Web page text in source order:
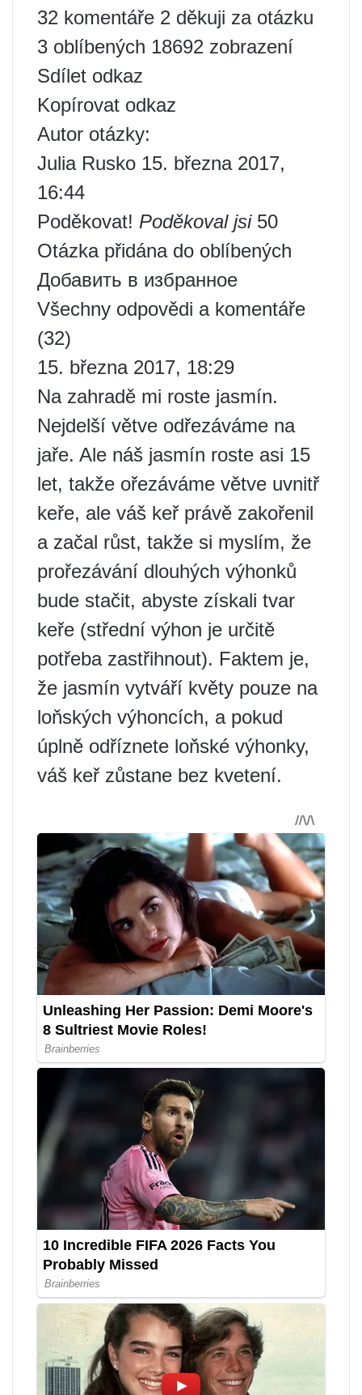
32 komentáře 2 děkuji za otázku
3 oblíbených 18692 zobrazení
Sdílet odkaz
Kopírovat odkaz
Autor otázky:
Julia Rusko 15. března 2017,
16:44
Poděkovat! Poděkoval jsi50
Otázka přidána do oblíbených
Добавить в избранное
Všechny odpovědi a komentáře
(32)
15. března 2017, 18:29
Na zahradě mi roste jasmín.
Nejdelší větve odřezáváme na
jaře. Ale náš jasmín roste asi 15
let, takže ořezáváme větve uvnitř
keře, ale váš keř právě zakořenil
a začal růst, takže si myslím, že
prořezávání dlouhých výhonků
bude stačit, abyste získali tvar
keře (střední výhon je určitě
potřeba zastřihnout). Faktem je,
že jasmín vytváří květy pouze na
loňských výhoncích, a pokud
úplně odříznete loňské výhonky,
váš keř zůstane bez kvetení.